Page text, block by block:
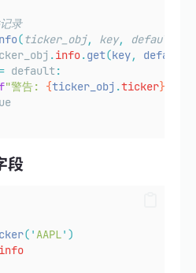
录
(ticker_obj, key, default
.info.get(key, default
default:
"警告: {ticker_obj .ticker}
段
( 'AAPL' )
info